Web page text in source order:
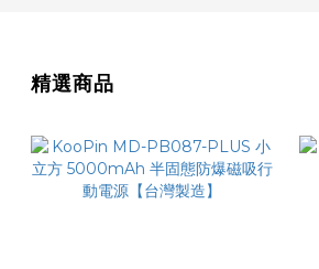
精選商品